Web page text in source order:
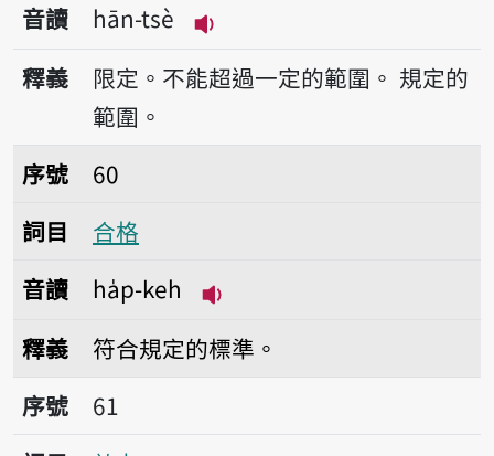
音讀
hān-tsè
播放音讀hān-tsè
釋義 限定。不能超過一定的範圍。 規定的
範圍。
序號60合格
序號
60
詞目
合格
音讀
ha̍p-keh
釋義
符合規定的標準。
序號61效力
序號
61